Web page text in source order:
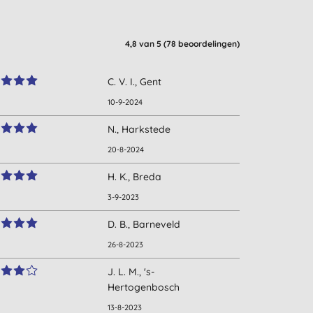
4,8 van 5 (78 beoordelingen)
C. V. I., Gent
10-9-2024
N., Harkstede
20-8-2024
H. K., Breda
3-9-2023
D. B., Barneveld
26-8-2023
J. L. M., 's-
Hertogenbosch
13-8-2023